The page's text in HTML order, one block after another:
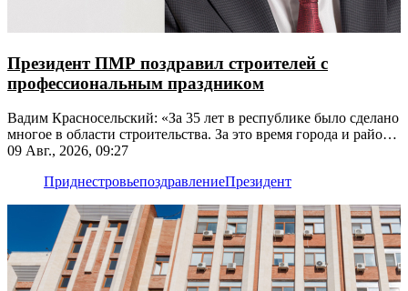
Президент ПМР поздравил строителей с
профессиональным праздником
Вадим Красносельский: «За 35 лет в республике было сделано
многое в области строительства. За это время города и районы
значительно преобразились»
09 Авг., 2026, 09:27
ПриднестровьепоздравлениеПрезидент